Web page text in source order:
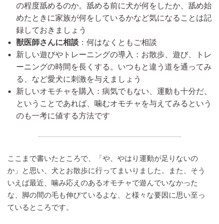
の程度舐めるのか。舐める前に犬が何をしたか、舐め始
めたときに家族が何をしているかなど気になることは記
録しておきましょう
獣医師さんに相談：何はなくともご相談
新しい遊びやトレーニングの導入：お散歩、遊び、トレ
ーニングの時間を長くする。いつもと違う道を通ってみ
る、など愛犬に刺激を与えましょう
新しいオモチャを購入：病気でもない、運動も十分だ、
ということであれば、噛むオモチャを与えてみるという
のも一考に値する方法です
ここまで書いたところで、「や、やはり運動が足りないの
か」と思い、犬とお散歩に行ってまいりました。また、そう
いえば最近、噛み応えのあるオモチャで遊んでいなかった
な、脚の間の毛も伸びているよな、と様々な要因に思い至っ
ているところです。